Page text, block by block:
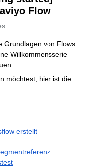
Flow
Grundlagen von Flows
Willkommensserie
möchtest, hier ist die
erstellt